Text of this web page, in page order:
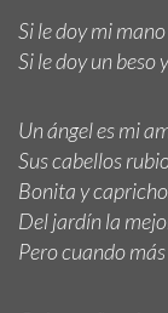
Si le doy mi
Si le doy un beso
Un ángel es mi
Sus cabellos
Bonita y
Del jardín la
Pero cuando